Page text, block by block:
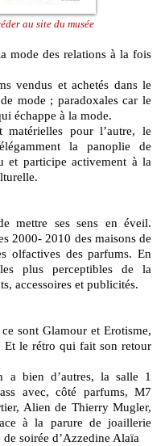
au site du musée
vendus et achetés dans le
mode ; paradoxales car le
échappe à la mode.
matérielles pour l’autre, le
la panoplie de
et participe activement à la
mettre ses sens en éveil.
2000- 2010 des maisons de
olfactives des parfums. En
plus perceptibles de la
accessoires et publicités.
sont Glamour et Erotisme,
Et le rétro qui fait son retour
a bien d’autres, la salle 1
avec, côté parfums, M7
Alien de Thierry Mugler,
à la parure de joaillerie
soirée d’Azzedine Alaïa